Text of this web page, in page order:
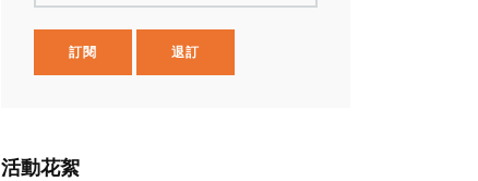
訂閱 退訂
活動花絮